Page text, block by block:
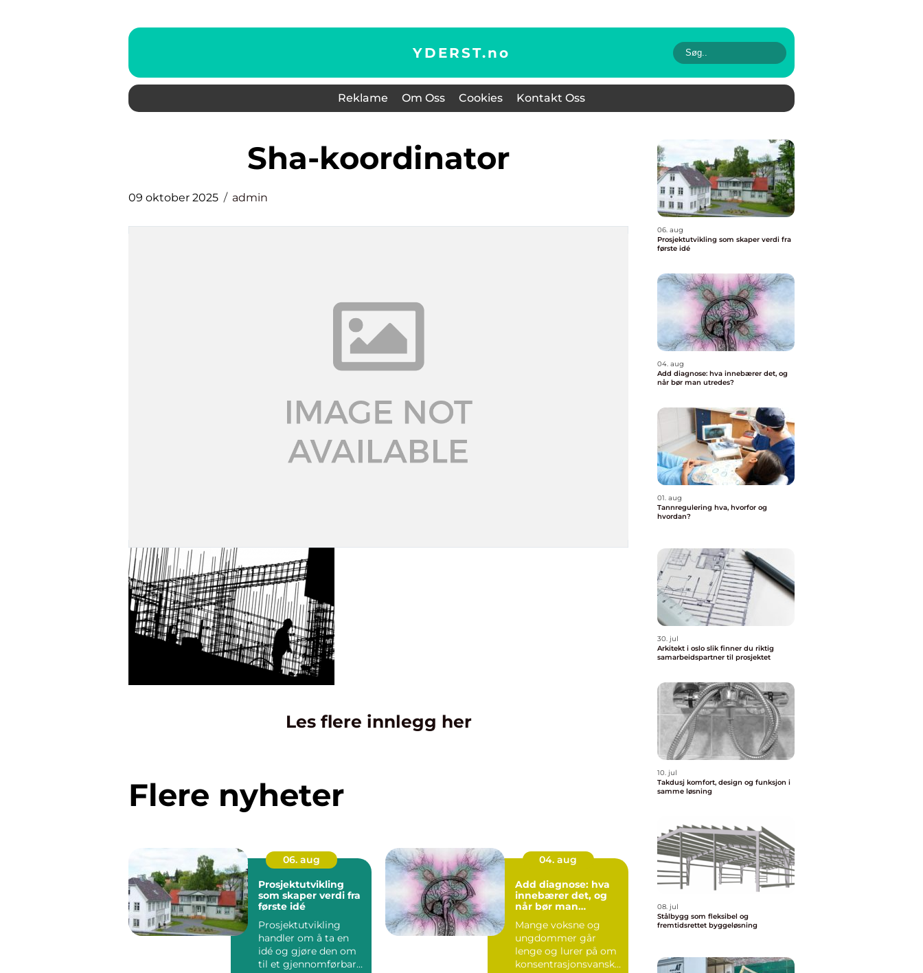
YDERST.no
Reklame Om Oss Cookies Kontakt Oss
sha-koordinator
09 oktober 2025 admin
Les flere innlegg her
Flere nyheter
06. aug
Prosjektutvikling
som skaper verdi fra
første idé
Prosjektutvikling
handler om å ta en
idé og gjøre den om
til et gjennomførbart,
04. aug
Add diagnose: hva
innebærer det, og
når bør man
Mange voksne og
ungdommer går
lenge og lurer på om
konsentrasjonsvanske
06. aug
Prosjektutvikling som skaper verdi fra
første idé
04. aug
Add diagnose: hva innebærer det, og
når bør man utredes?
01. aug
Tannregulering hva, hvorfor og
hvordan?
30. jul
Arkitekt i oslo slik finner du riktig
samarbeidspartner til prosjektet
10. jul
Takdusj komfort, design og funksjon i
samme løsning
08. jul
Stålbygg som fleksibel og
fremtidsrettet byggeløsning